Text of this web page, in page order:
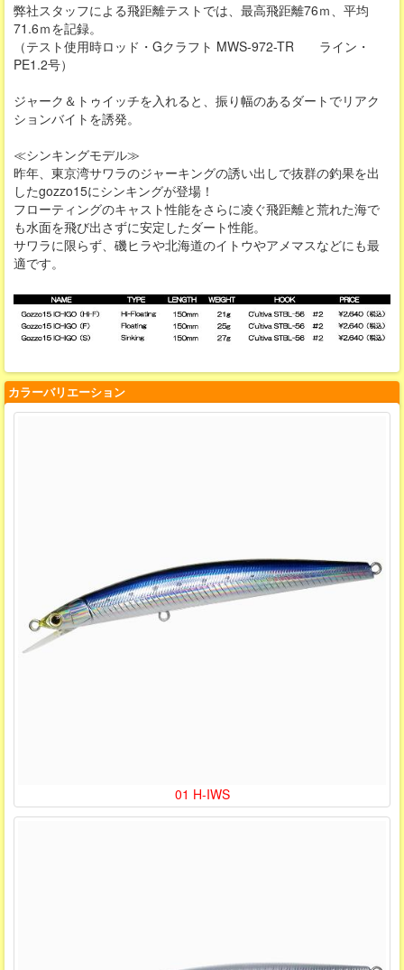
弊社スタッフによる飛距離テストでは、最高飛距離76ｍ、平均
71.6ｍを記録。
（テスト使用時ロッド・Gクラフト MWS-972-TR ライン・
PE1.2号）
ジャーク＆トゥイッチを入れると、振り幅のあるダートでリアク
ションバイトを誘発。
≪シンキングモデル≫
昨年、東京湾サワラのジャーキングの誘い出しで抜群の釣果を出
したgozzo15にシンキングが登場！
フローティングのキャスト性能をさらに凌ぐ飛距離と荒れた海で
も水面を飛び出さずに安定したダート性能。
サワラに限らず、磯ヒラや北海道のイトウやアメマスなどにも最
適です。
カラーバリエーション
01 H-IWS